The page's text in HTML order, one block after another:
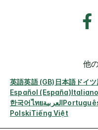
他
英語英語 (GB) 日本語 ドイ
Español (España)Italiano
한국어ไทยالعربية
PolskiTiếng Việt